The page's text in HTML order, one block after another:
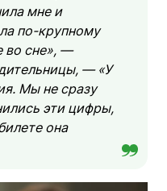
мне и
по-крупному
во сне», —
— «У
Мы не сразу
эти цифры,
она